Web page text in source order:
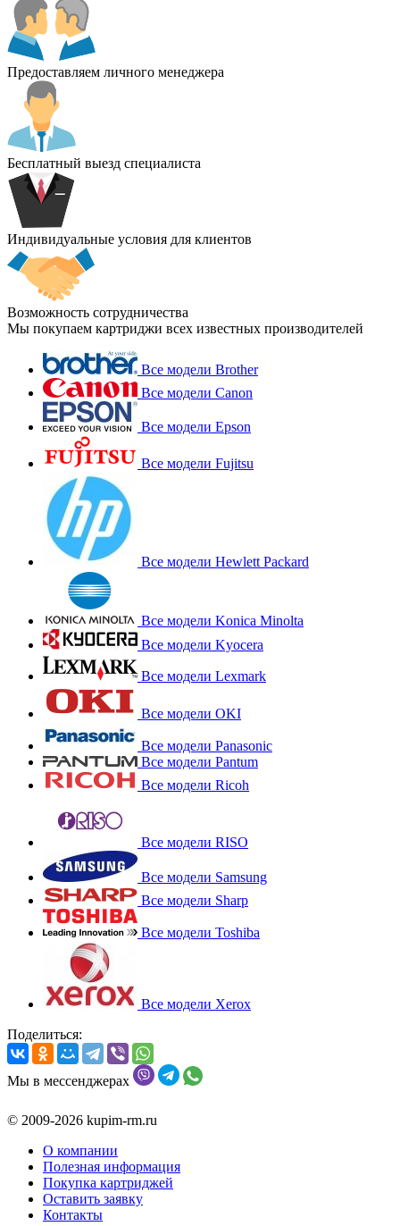
Предоставляем личного менеджера
Бесплатный выезд специалиста
Индивидуальные условия для клиентов
Возможность сотрудничества
Мы покупаем картриджи всех известных производителей
Все модели Brother
Все модели Canon
Все модели Epson
Все модели Fujitsu
Все модели Hewlett Packard
Все модели Konica Minolta
Все модели Kyocera
Все модели Lexmark
Все модели OKI
Все модели Panasonic
Все модели Pantum
Все модели Ricoh
Все модели RISO
Все модели Samsung
Все модели Sharp
Все модели Toshiba
Все модели Xerox
Поделиться:
Мы в мессенджерах
© 2009-2026 kupim-rm.ru
О компании
Полезная информация
Покупка картриджей
Оставить заявку
Контакты